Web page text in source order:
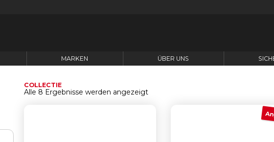
MARKEN ÜBER UNS
COLLECTIE
Alle 8 Ergebnisse werden angezeigtNach